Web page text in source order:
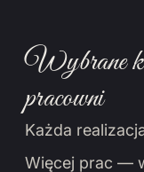
Wybrane
pracowni
Każda
Więcej prac —